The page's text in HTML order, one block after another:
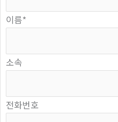
이름*
소속
전화번호